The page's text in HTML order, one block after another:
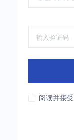
阅读并接受